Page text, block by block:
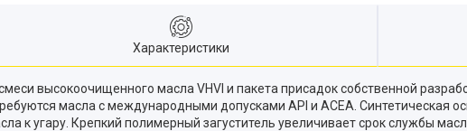
Характеристики
высокоочищенного масла VHVI и пакета присадок собственной
масла с международными допусками API и ACEA. Синтетическая
к угару. Крепкий полимерный загуститель увеличивает срок службы